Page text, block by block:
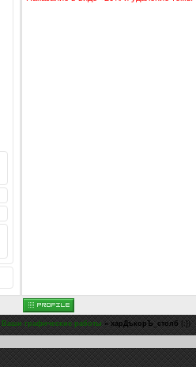
Ваши графические работы » xapДъкорЪ_столб (:})